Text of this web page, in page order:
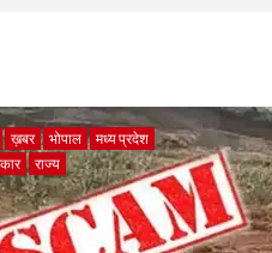
ख़बर भोपाल
मध्य प्रदेश
राज्य